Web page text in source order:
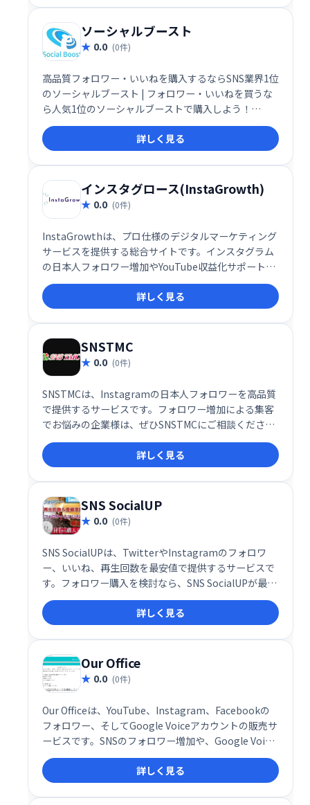
ソーシャルブースト
0.0 (0件)
高品質フォロワー・いいねを購入するならSNS業界1位
のソーシャルブースト | フォロワー・いいねを買うな
ら人気1位のソーシャルブーストで購入しよう！
twitter・instagram・youtube・facebook・
Tiktok・LINEならSocial Boost♪
詳しく見る
インスタグロース(InstaGrowth)
0.0 (0件)
InstaGrowthは、プロ仕様のデジタルマーケティング
サービスを提供する総合サイトです。インスタグラム
の日本人フォロワー増加やYouTube収益化サポートな
ど、多様なサービスでお客様のビジネス成長を支援し
ます。
詳しく見る
SNSTMC
0.0 (0件)
SNSTMCは、Instagramの日本人フォロワーを高品質
で提供するサービスです。フォロワー増加による集客
でお悩みの企業様は、ぜひSNSTMCにご相談くださ
い。SNS集客に関するあらゆるニーズに対応し、ビジ
ネスの成長を支援します。詳しく見る
SNS SocialUP
0.0 (0件)
SNS SocialUPは、TwitterやInstagramのフォロワ
ー、いいね、再生回数を最安値で提供するサービスで
す。フォロワー購入を検討なら、SNS SocialUPが最適
です。システム納品による迅速な提供で、あなたの
SNSアカウントを効果的に成長させます。手軽に利用
できるサービスで、費用対効果の高い運用をサポート
します。
詳しく見る
Our Office
0.0 (0件)
Our Officeは、YouTube、Instagram、Facebookの
フォロワー、そしてGoogle Voiceアカウントの販売サ
ービスです。SNSのフォロワー増加や、Google Voice
アカウントの取得でお困りの方におすすめです。手軽
にアカウント数を増やし、オンライン上の存在感を高
めたい方、ぜひご利用ください。
詳しく見る